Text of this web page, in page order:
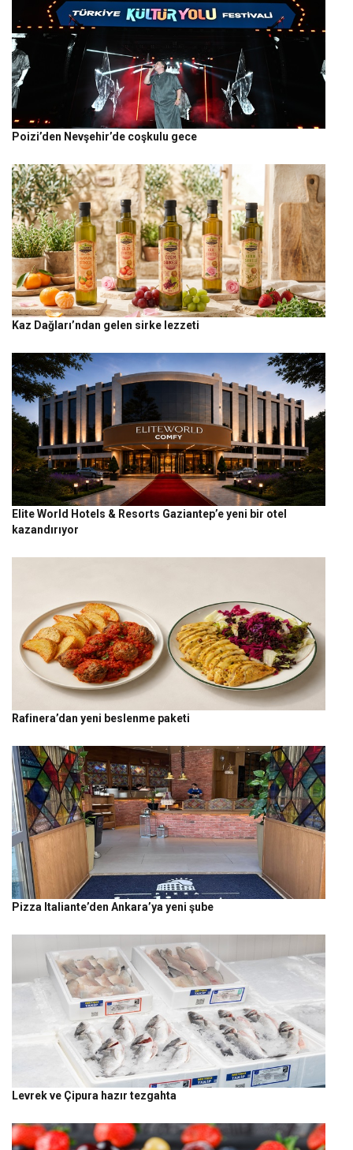
Poizi’den Nevşehir’de coşkulu gece
Kaz Dağları’ndan gelen sirke lezzeti
Elite World Hotels & Resorts Gaziantep’e yeni bir otel
kazandırıyor
Rafinera’dan yeni beslenme paketi
Pizza Italiante’den Ankara’ya yeni şube
Levrek ve Çipura hazır tezgahta